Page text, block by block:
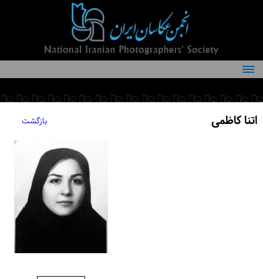
درباره انجمن
کمیته‌های انجمن
اتنا کاظمی بازگشت